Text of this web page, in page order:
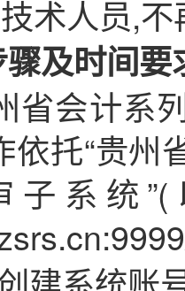
术人员,
及时间要
省会计系
依托“贵州
子系统